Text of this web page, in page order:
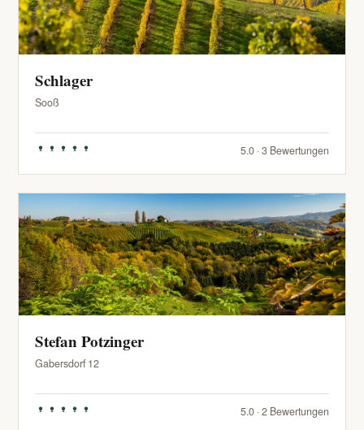
Schlager
Sooß
5.0 · 3 Bewertungen
Stefan Potzinger
Gabersdorf 12
5.0 · 2 Bewertungen